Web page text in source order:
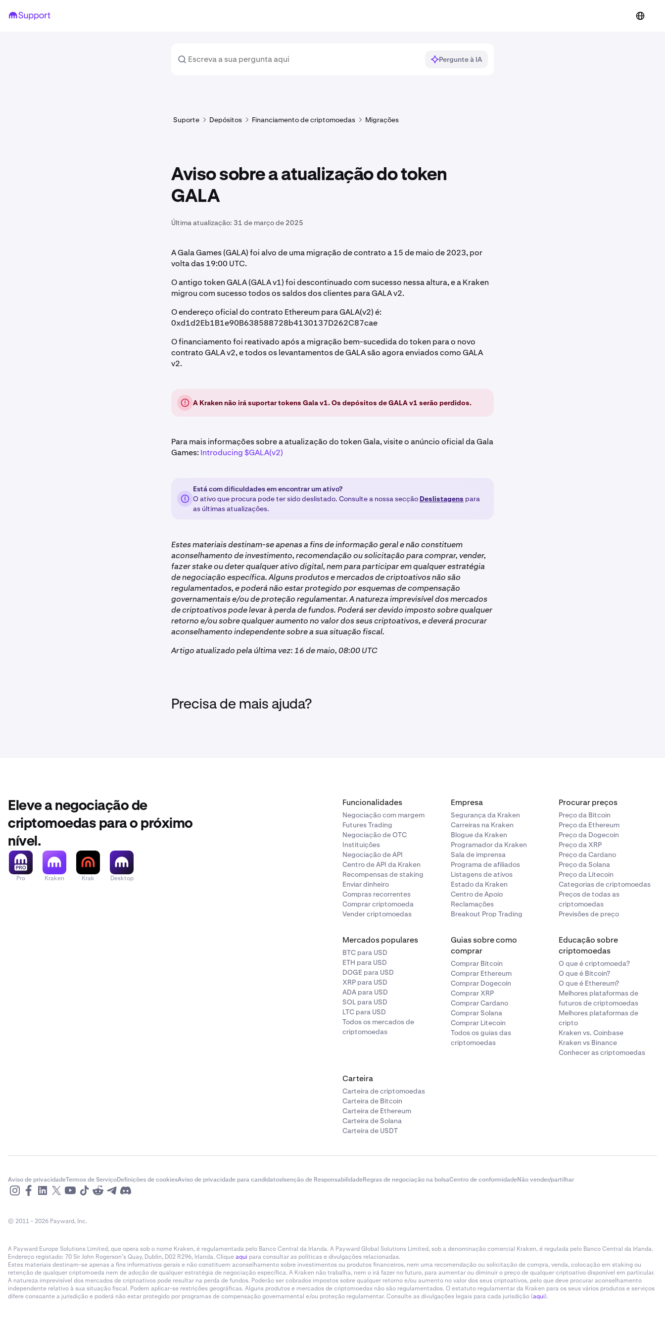
Pergunte à IA
Suporte Depósitos Financiamento de criptomoedas Migrações
Aviso sobre a atualização do token
GALA
Última atualização: 31 de março de 2025
A Gala Games (GALA) foi alvo de uma migração de contrato a 15 de maio de 2023, por
volta das 19:00 UTC.
O antigo token GALA (GALA v1) foi descontinuado com sucesso nessa altura, e a Kraken
migrou com sucesso todos os saldos dos clientes para GALA v2.
O endereço oficial do contrato Ethereum para GALA(v2) é:
0xd1d2Eb1B1e90B638588728b4130137D262C87cae
O financiamento foi reativado após a migração bem-sucedida do token para o novo
contrato GALA v2, e todos os levantamentos de GALA são agora enviados como GALA
v2.
A Kraken não irá suportar tokens Gala v1. Os depósitos de GALA v1 serão perdidos.
Para mais informações sobre a atualização do token Gala, visite o anúncio oficial da Gala
Games: Introducing $GALA(v2)
Está com dificuldades em encontrar um ativo?
O ativo que procura pode ter sido deslistado. Consulte a nossa secção Deslistagens para
as últimas atualizações.
Estes materiais destinam-se apenas a fins de informação geral e não constituem
aconselhamento de investimento, recomendação ou solicitação para comprar, vender,
fazer stake ou deter qualquer ativo digital, nem para participar em qualquer estratégia
de negociação específica. Alguns produtos e mercados de criptoativos não são
regulamentados, e poderá não estar protegido por esquemas de compensação
governamentais e/ou de proteção regulamentar. A natureza imprevisível dos mercados
de criptoativos pode levar à perda de fundos. Poderá ser devido imposto sobre qualquer
retorno e/ou sobre qualquer aumento no valor dos seus criptoativos, e deverá procurar
aconselhamento independente sobre a sua situação fiscal.
Artigo atualizado pela última vez: 16 de maio, 08:00 UTC
Precisa de mais ajuda?
Eleve a negociação de
criptomoedas para o próximo
nível.
Pro Kraken Krak Desktop
Funcionalidades
Negociação com margem
Futures Trading
Negociação de OTC
Instituições
Negociação de API
Centro de API da Kraken
Recompensas de staking
Enviar dinheiro
Compras recorrentes
Comprar criptomoeda
Vender criptomoedas
Empresa
Segurança da Kraken
Carreiras na Kraken
Blogue da Kraken
Programador da Kraken
Sala de imprensa
Programa de afiliados
Listagens de ativos
Estado da Kraken
Centro de Apoio
Reclamações
Breakout Prop Trading
Procurar preços
Preço da Bitcoin
Preço da Ethereum
Preço da Dogecoin
Preço da XRP
Preço da Cardano
Preço da Solana
Preço da Litecoin
Categorias de criptomoedas
Preços de todas as
criptomoedas
Previsões de preço
Mercados populares
BTC para USD
ETH para USD
DOGE para USD
XRP para USD
ADA para USD
SOL para USD
LTC para USD
Todos os mercados de
criptomoedas
Guias sobre como
comprar
Comprar Bitcoin
Comprar Ethereum
Comprar Dogecoin
Comprar XRP
Comprar Cardano
Comprar Solana
Comprar Litecoin
Todos os guias das
criptomoedas
Educação sobre
criptomoedas
O que é criptomoeda?
O que é Bitcoin?
O que é Ethereum?
Melhores plataformas de
futuros de criptomoedas
Melhores plataformas de
cripto
Kraken vs. Coinbase
Kraken vs Binance
Conhecer as criptomoedas
Carteira
Carteira de criptomoedas
Carteira de Bitcoin
Carteira de Ethereum
Carteira de Solana
Carteira de USDT
Aviso de privacidadeTermos de ServiçoDefinições de cookiesAviso de privacidade para candidatosIsenção de ResponsabilidadeRegras de negociação na bolsaCentro de conformidadeNão vender/partilhar
© 2011 - 2026 Payward, Inc.
A Payward Europe Solutions Limited, que opera sob o nome Kraken, é regulamentada pelo Banco Central da Irlanda. A Payward Global Solutions Limited, sob a denominação comercial Kraken, é regulada pelo Banco Central da Irlanda.
Endereço registado: 70 Sir John Rogerson’s Quay, Dublin, D02 R296, Irlanda. Cliqueaqui para consultar as políticas e divulgações relacionadas.
Estes materiais destinam-se apenas a fins informativos gerais e não constituem aconselhamento sobre investimentos ou produtos financeiros, nem uma recomendação ou solicitação de compra, venda, colocação em staking ou
retenção de qualquer criptomoeda nem de adoção de qualquer estratégia de negociação específica. A Kraken não trabalha, nem o irá fazer no futuro, para aumentar ou diminuir o preço de qualquer criptoativo disponível em particular.
A natureza imprevisível dos mercados de criptoativos pode resultar na perda de fundos. Poderão ser cobrados impostos sobre qualquer retorno e/ou aumento no valor dos seus criptoativos, pelo que deve procurar aconselhamento
independente relativo à sua situação fiscal. Podem aplicar-se restrições geográficas. Alguns produtos e mercados de criptomoedas não são regulamentados. O estatuto regulamentar da Kraken para os seus vários produtos e serviços
difere consoante a jurisdição e poderá não estar protegido por programas de compensação governamental e/ou proteção regulamentar. Consulte as divulgações legais para cada jurisdição (aqui).